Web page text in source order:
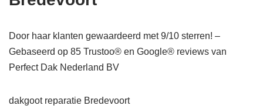
Door haar klanten gewaardeerd met 9/10 sterren! –
Gebaseerd op 85 Trustoo® en Google® reviews van
Perfect Dak Nederland BV
dakgoot reparatie Bredevoort